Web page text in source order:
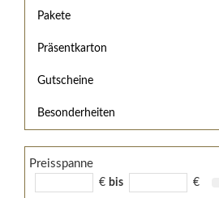
/
Widerrufsformular
AGB
und
Zahlungsbedingungen
Meine
Bestellung
Pakete
Präsentkarton
Gutscheine
Besonderheiten
Preisspanne
€ bis €